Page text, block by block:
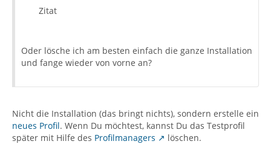
Zitat
Oder lösche ich am besten einfach die ganze Installation
und fange wieder von vorne an?
Nicht die Installation (das bringt nichts), sondern erstelle ein
neues Profil. Wenn Du möchtest, kannst Du das Testprofil
später mit Hilfe des Profilmanagers
löschen.